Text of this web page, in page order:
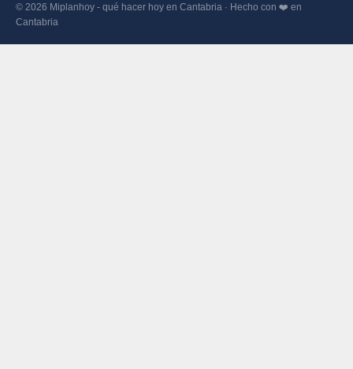
© 2026 Miplanhoy - qué hacer hoy en Cantabria · Hecho con ❤️ en
Cantabria